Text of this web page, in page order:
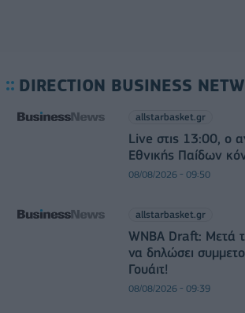
DIRECTION BUSINESS
allstarbasket.gr
Live στις 13:00, ο
Εθνικής Παίδων
08/08/2026 - 09:50
allstarbasket.gr
WNBA Draft: Μετά
να δηλώσει
Γουάιτ!
08/08/2026 - 09:39